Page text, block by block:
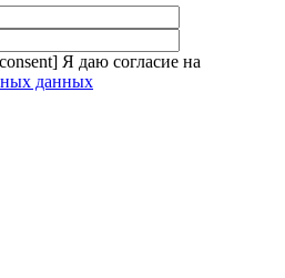
Я даю согласие на
данных